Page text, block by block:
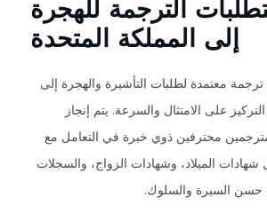
الترجمة للهجرة
إلى المملكة المتحدة
معتمدة لطلبات التأشيرة والهجرة إلى
على الامتثال والسرعة. يتم إنجاز
محترفين ذوي خبرة في التعامل مع
شهادات الميلاد، وشهادات الزواج، والسجلات
حسن السيرة والسلوك.